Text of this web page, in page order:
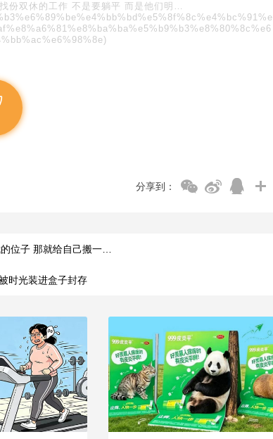
份双休的工作 不是要躺平 而是他们明…
分享到：
位子 那就给自己搬一…
时光装进盒子封存